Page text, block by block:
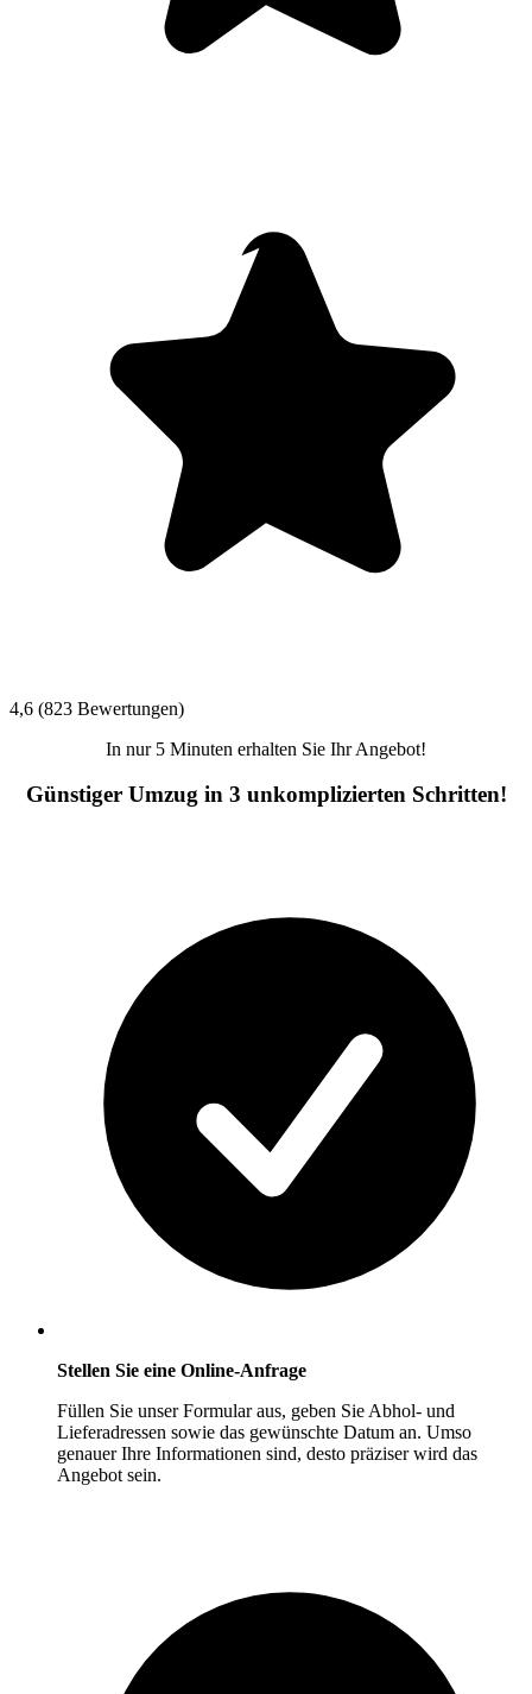
4,6 (823 Bewertungen)
In nur 5 Minuten erhalten Sie Ihr Angebot!
Günstiger Umzug in 3 unkomplizierten Schritten!
Stellen Sie eine Online-Anfrage
Füllen Sie unser Formular aus, geben Sie Abhol- und
Lieferadressen sowie das gewünschte Datum an. Umso
genauer Ihre Informationen sind, desto präziser wird das
Angebot sein.